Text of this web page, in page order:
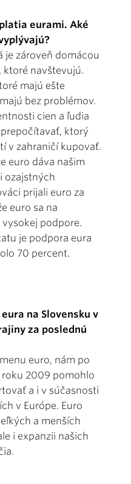
eurami. Aké
je zároveň domácou
ktoré navštevujú.
majú ešte
bez problémov.
cien a ľudia
ktorý
v zahraničí kupovať.
euro dáva našim
ozajstných
prijali euro za
euro sa na
podpore.
je podpora eura
70 percent.
na Slovensku v
za poslednú
euro, nám po
2009 pomohlo
a i v súčasnosti
v Európe. Euro
a menších
i expanzii našich